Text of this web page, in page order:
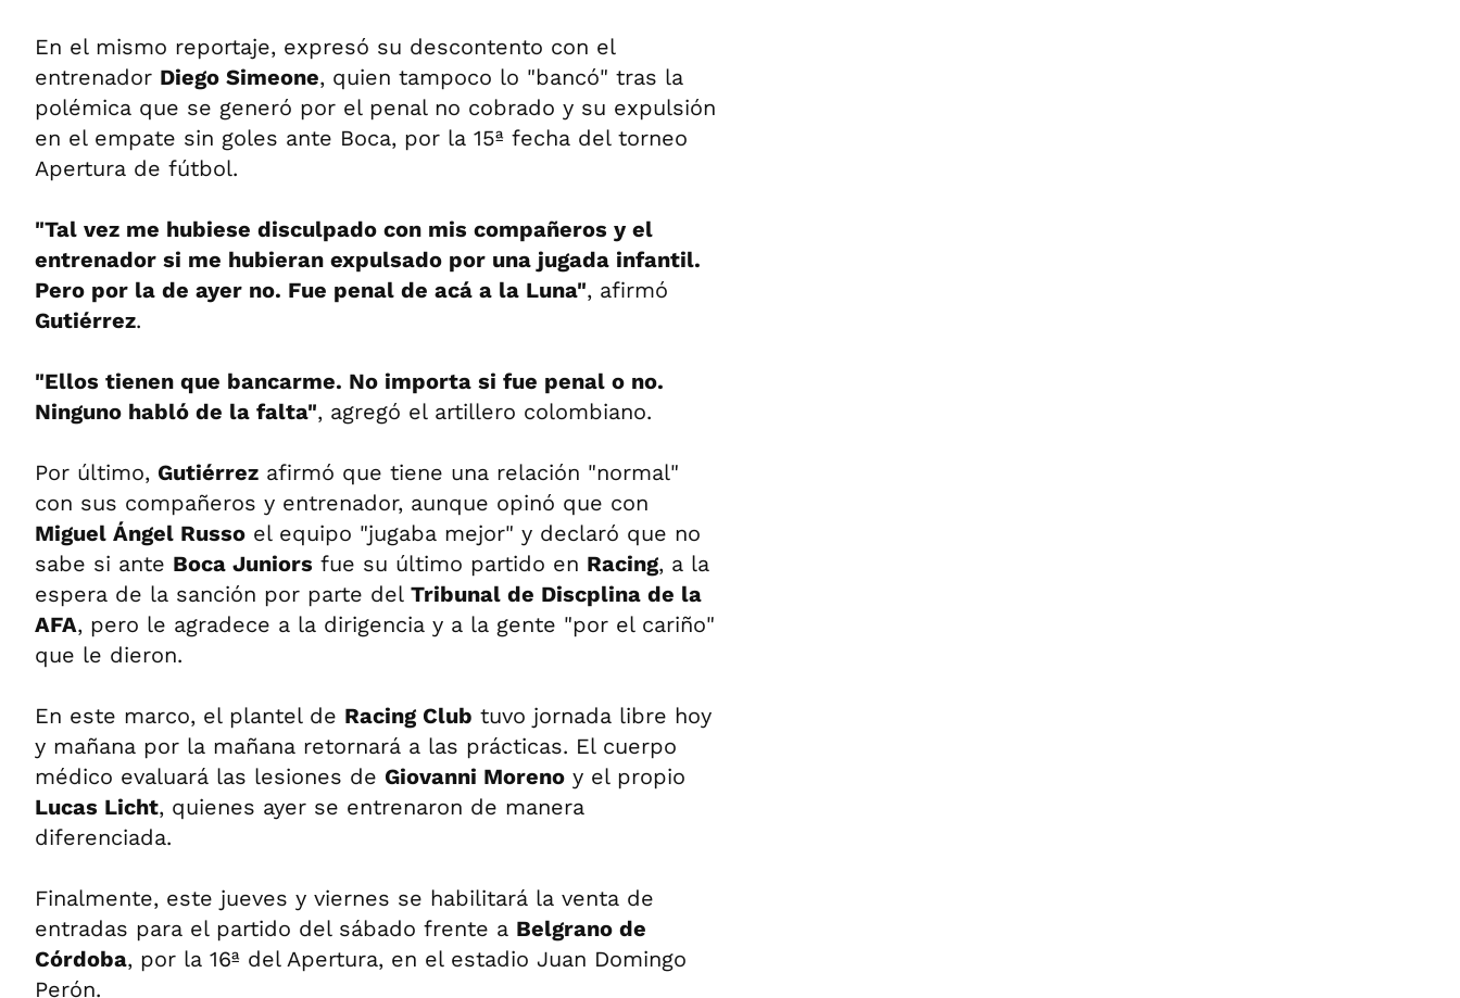
En el mismo reportaje, expresó su descontento con el
entrenador Diego Simeone, quien tampoco lo "bancó" tras la
polémica que se generó por el penal no cobrado y su expulsión
en el empate sin goles ante Boca, por la 15ª fecha del torneo
Apertura de fútbol.
"Tal vez me hubiese disculpado con mis compañeros y el
entrenador si me hubieran expulsado por una jugada infantil.
Pero por la de ayer no. Fue penal de acá a la Luna", afirmó
Gutiérrez.
"Ellos tienen que bancarme. No importa si fue penal o no.
Ninguno habló de la falta", agregó el artillero colombiano.
Por último, Gutiérrez afirmó que tiene una relación "normal"
con sus compañeros y entrenador, aunque opinó que con
Miguel Ángel Russo el equipo "jugaba mejor" y declaró que no
sabe si ante Boca Juniors fue su último partido en Racing, a la
espera de la sanción por parte del Tribunal de Discplina de la
AFA, pero le agradece a la dirigencia y a la gente "por el cariño"
que le dieron.
En este marco, el plantel de Racing Club tuvo jornada libre hoy
y mañana por la mañana retornará a las prácticas. El cuerpo
médico evaluará las lesiones de Giovanni Moreno y el propio
Lucas Licht, quienes ayer se entrenaron de manera
diferenciada.
Finalmente, este jueves y viernes se habilitará la venta de
entradas para el partido del sábado frente a Belgrano de
Córdoba, por la 16ª del Apertura, en el estadio Juan Domingo
Perón.